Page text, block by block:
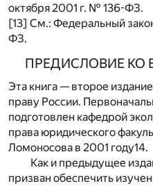
октября 2001 г. № 136-ФЗ.
[13] См.: Федеральный
ФЗ.
ПРЕДИСЛОВИЕ
Эта книга — второе
праву России.
подготовлен кафедрой
права юридического
Ломоносова в 2001 году14.
Как и предыдущее
призван обеспечить